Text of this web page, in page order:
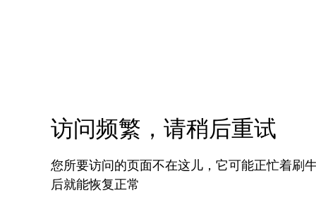
访问频繁，请稍后重试
您所要访问的页面不在这儿，它可能正忙着刷
后就能恢复正常